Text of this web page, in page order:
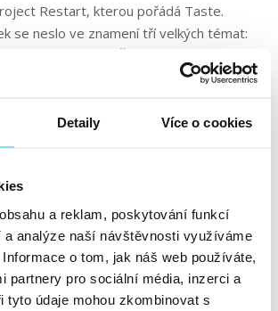
Detaily Více o cookies
a reklam, poskytování funkcí
analýze naší návštěvnosti využíváme
o tom, jak náš web používáte,
partnery pro sociální média, inzerci a
tyto údaje mohou zkombinovat s
Restart, kterou pořádá Taste.
se neslo ve znamení tří velkých témat:
Restart 2026?
se stávají byznysoví stratégové a
už není strašákem, ale každodenním
PPC Restart šel hluboko pod povrch
a ukázal, že éra slepého klikání je